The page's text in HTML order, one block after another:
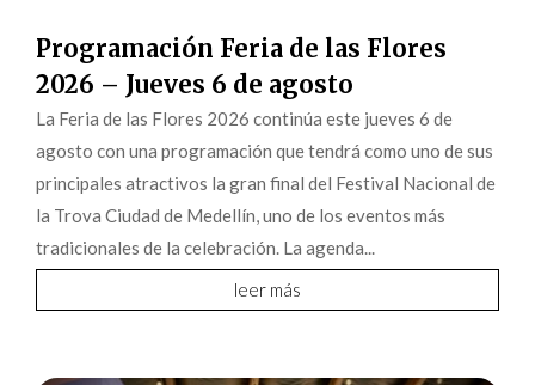
Programación Feria de las Flores
2026 – Jueves 6 de agosto
La Feria de las Flores 2026 continúa este jueves 6 de
agosto con una programación que tendrá como uno de sus
principales atractivos la gran final del Festival Nacional de
la Trova Ciudad de Medellín, uno de los eventos más
tradicionales de la celebración. La agenda...
leer más